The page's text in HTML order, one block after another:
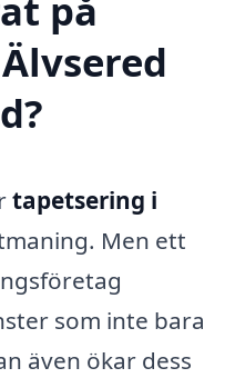
på
tapetsering i
Men ett
som inte bara
även ökar dess